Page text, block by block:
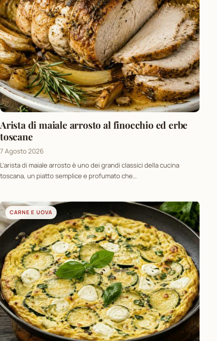
Arista di maiale arrosto al finocchio ed erbe
toscane
7 Agosto 2026
L’arista di maiale arrosto è uno dei grandi classici della cucina
toscana, un piatto semplice e profumato che…
CARNE E UOVA